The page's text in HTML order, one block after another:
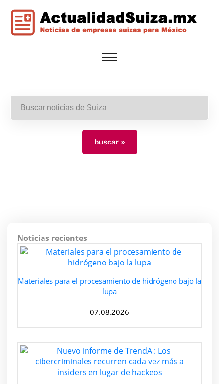
Noticias recientes
Materiales para el procesamiento de hidrógeno bajo la
lupa
07.08.2026